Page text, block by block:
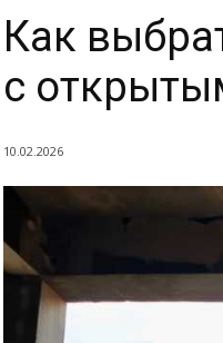
Как
с
10.02.2026